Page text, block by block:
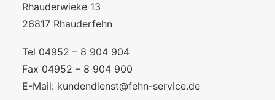
Rhauderwieke 13
26817 Rhauderfehn
Tel 04952 – 8 904 904
Fax 04952 – 8 904 900
E-Mail: kundendienst@fehn-service.de